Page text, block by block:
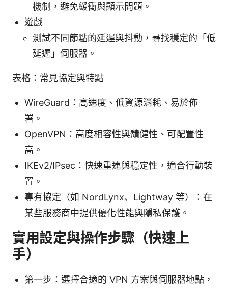
機制，避免緩衝與顯示問題。
遊戲
測試不同節點的延遲與抖動，尋找穩定的「低
延遲」伺服器。
表格：常見協定與特點
WireGuard：高速度、低資源消耗、易於佈
署。
OpenVPN：高度相容性與穨健性、可配置性
高。
IKEv2/IPsec：快速重連與穩定性，適合行動裝
置。
專有協定（如 NordLynx、Lightway 等）：在
某些服務商中提供優化性能與隱私保護。
實用設定與操作步驟（快速上
手）
第一步：選擇合適的 VPN 方案與伺服器地點，